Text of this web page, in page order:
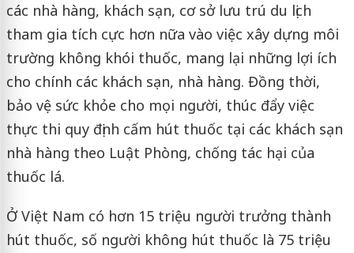
các nhà hàng, khách sạn, cơ sở lưu trú du lịch
tham gia tích cực hơn nữa vào việc xây dựng môi
trường không khói thuốc, mang lại những lợi ích
cho chính các khách sạn, nhà hàng. Đồng thời,
bảo vệ sức khỏe cho mọi người, thúc đẩy việc
thực thi quy định cấm hút thuốc tại các khách sạn
nhà hàng theo Luật Phòng, chống tác hại của
thuốc lá.
Ở Việt Nam có hơn 15 triệu người trưởng thành
hút thuốc, số người không hút thuốc là 75 triệu